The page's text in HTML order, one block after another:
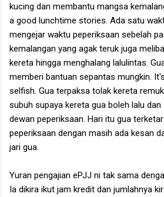
kucing dan membantu mangsa
a good lunchtime stories. Ada satu
mengejar waktu peperiksaan sebelah
kemalangan yang agak teruk juga
kereta hingga menghalang lalulintas.
memberi bantuan sepantas mungkin.
selfish. Gua terpaksa tolak kereta
subuh supaya kereta gua boleh lalu
dewan peperiksaan. Hari itu gua
peperiksaan dengan masih ada kesan
jari gua.
Yuran pengajian ePJJ ni tak sama
Ia dikira ikut jam kredit dan jumlahnya